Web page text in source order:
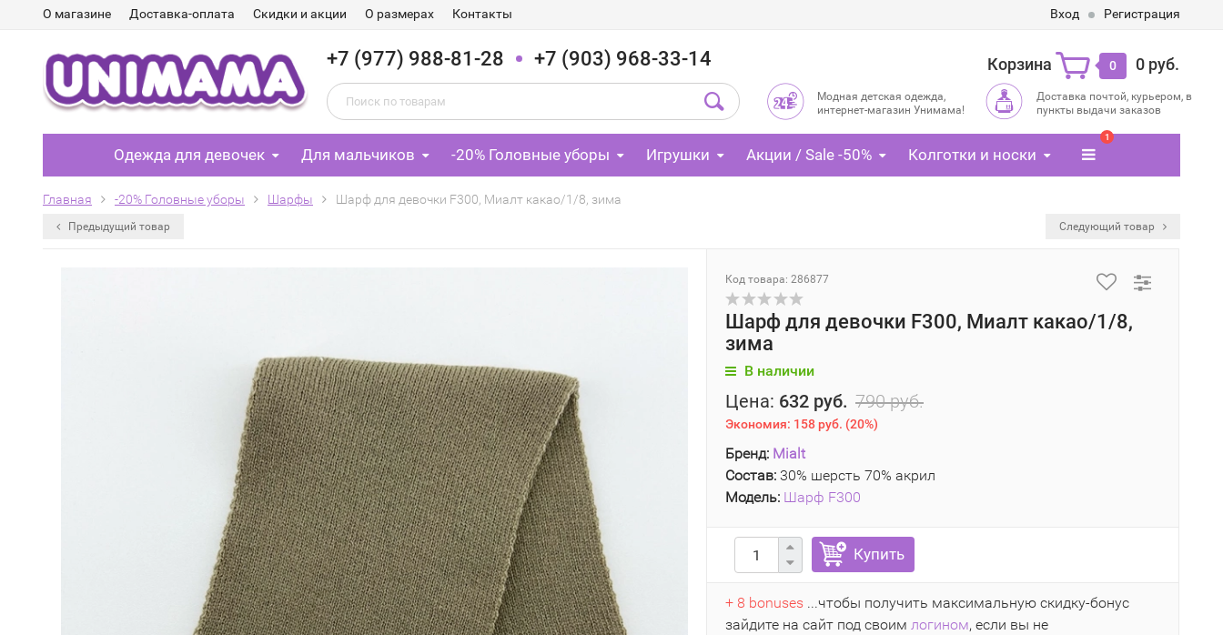
О магазине Доставка-оплата Скидки и акции О размерах Контакты Вход Регистрация
+7 (977) 988-81-28 +7 (903) 968-33-14 Корзина 0 0 руб.
Модная детская одежда,
интернет-магазин Унимама!
Доставка почтой, курьером, в
пункты выдачи заказов
Одежда для девочек Для мальчиков -20% Головные уборы Игрушки Акции / Sale -50% Колготки и носки
1
Главная -20% Головные уборы Шарфы Шарф для девочки F300, Миалт какао/1/8, зима
Предыдущий товар Следующий товар
Код товара: 286877
Шарф для девочки F300, Миалт какао/1/8,
зима
В наличии
Цена: 632 руб. 790 руб.
Экономия: 158 руб. (20%)
Бренд: Mialt
Состав: 30% шерсть 70% акрил
Модель: Шарф F300
Купить
+ 8 bonuses ...чтобы получить максимальную скидку-бонус
зайдите на сайт под своим логином, если вы не